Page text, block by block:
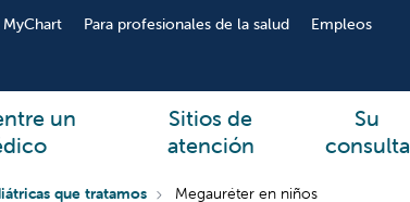
Para profesionales de la salud Empleos
un
Sitios de
atención
Su
consulta
que tratamos Megauréter en niños